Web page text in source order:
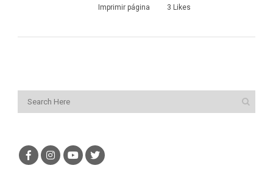
Imprimir página 3 Likes